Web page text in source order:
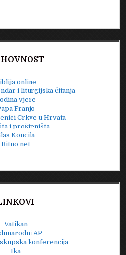
online
i liturgijska čitanja
vjere
Franjo
Crkve u Hrvata
i prošteništa
Koncila
Bitno net
Vatikan
AP
konferencija
Ika